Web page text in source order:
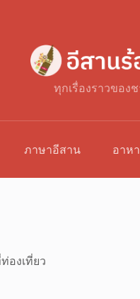
ทุกเรื่องราวของ
ภาษาอีสาน อาห
องเที่ยว